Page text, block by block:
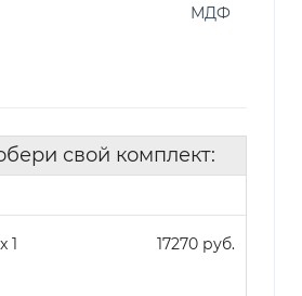
МДФ
свой комплект:
x 1 17270 руб.